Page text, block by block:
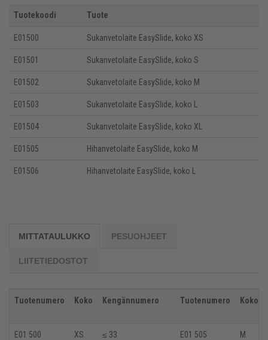
Tuotekoodi Tuote
E01500 Sukanvetolaite EasySlide, koko XS
E01501 Sukanvetolaite EasySlide, koko S
E01502 Sukanvetolaite EasySlide, koko M
E01503 Sukanvetolaite EasySlide, koko L
E01504 Sukanvetolaite EasySlide, koko XL
E01505 Hihanvetolaite EasySlide, koko M
E01506 Hihanvetolaite EasySlide, koko L
MITTATAULUKKO PESUOHJEET
LIITETIEDOSTOT
Tuotenumero Koko Kengännumero Tuotenumero Koko
E01 500 XS ≤ 33 E01 505 M